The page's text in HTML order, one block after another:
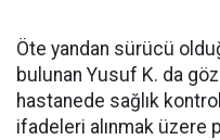
Öte yandan sürücü
bulunan Yusuf K. da
hastanede sağlık
ifadeleri alınmak üzere